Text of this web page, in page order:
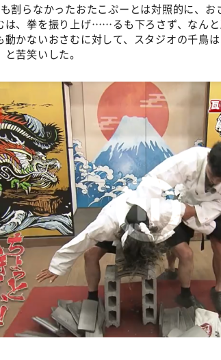
割らなかったおたこぷーとは対照的に、
は、拳を振り上げ……るも下ろさず、なん
動かないおさむに対して、スタジオの千鳥
苦笑いした。